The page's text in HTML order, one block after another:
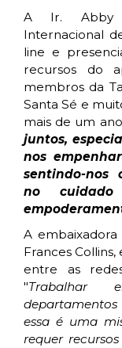
A Ir. Abby
Internacional
line e
recursos do
membros da
Santa Sé e
mais de um
juntos,
nos
sentindo-nos
no
A
Frances
entre as
"Trabalhar
essa é uma
requer